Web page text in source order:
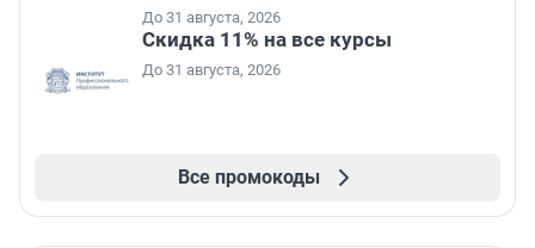
До 31 августа, 2026
Скидка 11% на все курсы
До 31 августа, 2026
Все промокоды